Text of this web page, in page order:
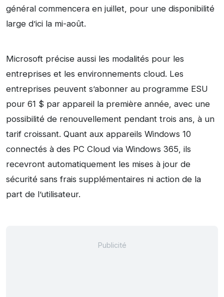
général commencera en juillet, pour une disponibilité
large d’ici la mi-août.
Microsoft précise aussi les modalités pour les
entreprises et les environnements cloud. Les
entreprises peuvent s’abonner au programme ESU
pour 61 $ par appareil la première année, avec une
possibilité de renouvellement pendant trois ans, à un
tarif croissant. Quant aux appareils Windows 10
connectés à des PC Cloud via Windows 365, ils
recevront automatiquement les mises à jour de
sécurité sans frais supplémentaires ni action de la
part de l’utilisateur.